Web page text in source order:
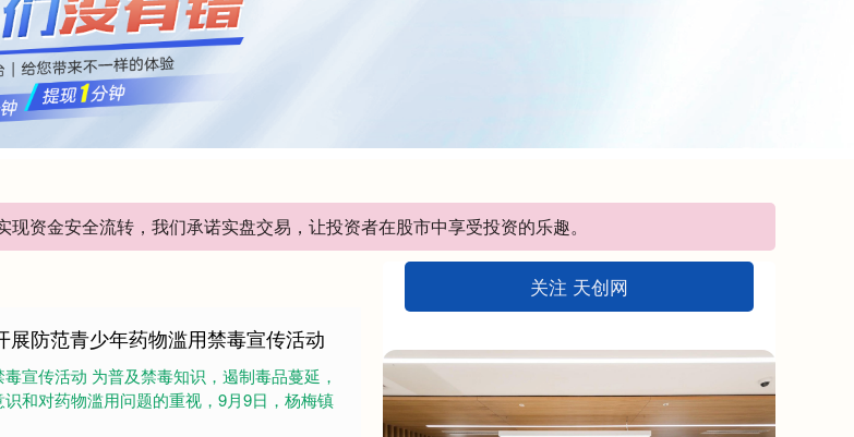
资金安全流转，我们承诺实盘交易，让投资者在股市中享受投资的乐趣。
防范青少年药物滥用禁毒宣传活动
宣传活动 为普及禁毒知识，遏制毒品蔓延，
和对药物滥用问题的重视，9月9日，杨梅镇
关注 天创网